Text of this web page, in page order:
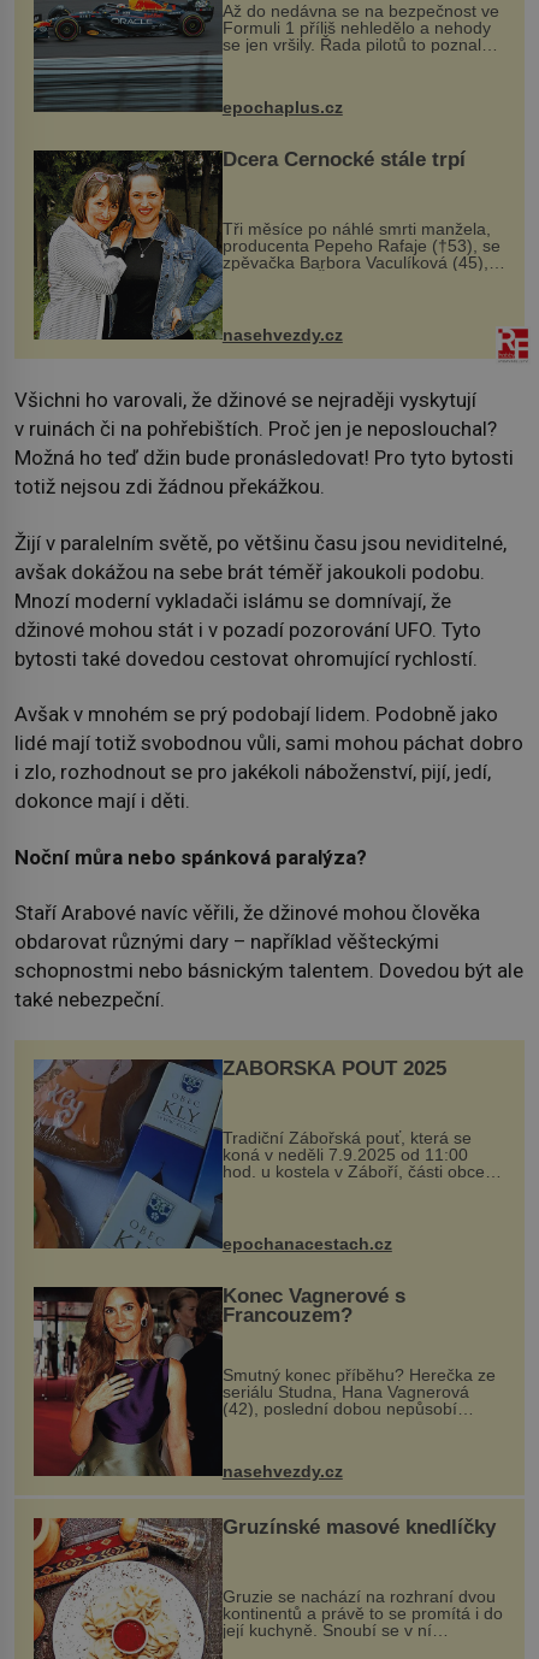
Až do nedávna se na bezpečnost ve
Formuli 1 příliš nehledělo a nehody
se jen vršily. Řada pilotů to poznala
na vlastní kůži, často s trvalými
následky nebo bohužel i ztrátou
života. Dnes nepochopiteln...
epochaplus.cz
Dcera Černocké stále trpí
Tři měsíce po náhlé smrti manžela,
producenta Pepeho Rafaje (†53), se
zpěvačka Barbora Vaculíková (45),
dcera Petry Černocké (75), poprvé
ozvala veřejnosti. Na sociální síti
sdílela, že se snaží fung...
nasehvezdy.cz
Všichni ho varovali, že džinové se nejraději vyskytují
v ruinách či na pohřebištích. Proč jen je neposlouchal?
Možná ho teď džin bude pronásledovat! Pro tyto bytosti
totiž nejsou zdi žádnou překážkou.
Žijí v paralelním světě, po většinu času jsou neviditelné,
avšak dokážou na sebe brát téměř jakoukoli podobu.
Mnozí moderní vykladači islámu se domnívají, že
džinové mohou stát i v pozadí pozorování UFO. Tyto
bytosti také dovedou cestovat ohromující rychlostí.
Avšak v mnohém se prý podobají lidem. Podobně jako
lidé mají totiž svobodnou vůli, sami mohou páchat dobro
i zlo, rozhodnout se pro jakékoli náboženství, pijí, jedí,
dokonce mají i děti.
Noční můra nebo spánková paralýza?
Staří Arabové navíc věřili, že džinové mohou člověka
obdarovat různými dary – například věšteckými
schopnostmi nebo básnickým talentem. Dovedou být ale
také nebezpeční.
ZÁBOŘSKÁ POUŤ 2025
Tradiční Zábořská pouť, která se
koná v neděli 7.9.2025 od 11:00
hod. u kostela v Záboří, části obce
Kly u Mělníka. V programu naleznete
komentovanou prohlídku kostela,
epochanacestach.cz
Konec Vagnerové s
Francouzem?
Smutný konec příběhu? Herečka ze
seriálu Studna, Hana Vagnerová
(42), poslední dobou nepůsobí
nasehvezdy.cz
Gruzínské masové knedlíčky
Gruzie se nachází na rozhraní dvou
kontinentů a právě to se promítá i do
její kuchyně. Snoubí se v ní
evropské a asijské chutě a díky tomu